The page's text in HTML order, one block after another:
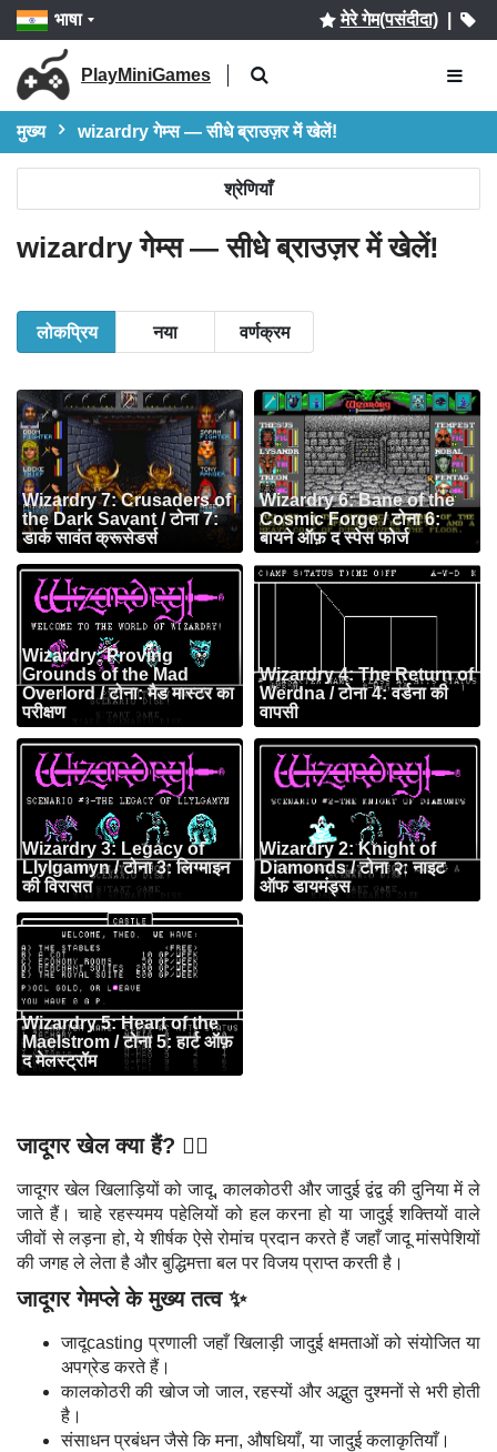
भाषा मेरे गेम(पसंदीदा)|
PlayMiniGames
मुख्य wizardry गेम्स — सीधे ब्राउज़र में खेलें!
श्रेणियाँ
wizardry गेम्स — सीधे ब्राउज़र में खेलें!
लोकप्रिय नया वर्णक्रम
Wizardry 7: Crusaders of
the Dark Savant / टोना 7:
डार्क सावंत क्रूसेडर्स
Wizardry 6: Bane of the
Cosmic Forge / टोना 6:
बायने ऑफ़ द स्पेस फोर्ज
Wizardry: Proving
Grounds of the Mad
Overlord / टोना: मैड मास्टर का
परीक्षण
Wizardry 4: The Return of
Werdna / टोना 4: वर्डना की
वापसी
Wizardry 3: Legacy of
Llylgamyn / टोना 3: लिग्माइन
की विरासत
Wizardry 2: Knight of
Diamonds / टोना २: नाइट
ऑफ डायमंड्स
Wizardry 5: Heart of the
Maelstrom / टोना 5: हार्ट ऑफ़
द मेलस्ट्रॉम
जादूगर खेल क्या हैं? 🧙‍♂️
जादूगर खेल खिलाड़ियों को जादू, कालकोठरी और जादुई द्वंद्व की दुनिया में ले
जाते हैं। चाहे रहस्यमय पहेलियों को हल करना हो या जादुई शक्तियों वाले
जीवों से लड़ना हो, ये शीर्षक ऐसे रोमांच प्रदान करते हैं जहाँ जादू मांसपेशियों
की जगह ले लेता है और बुद्धिमत्ता बल पर विजय प्राप्त करती है।
जादूगर गेमप्ले के मुख्य तत्व ✨
जादूcasting प्रणाली जहाँ खिलाड़ी जादुई क्षमताओं को संयोजित या
अपग्रेड करते हैं।
कालकोठरी की खोज जो जाल, रहस्यों और अद्भुत दुश्मनों से भरी होती
है।
संसाधन प्रबंधन जैसे कि मना, औषधियाँ, या जादुई कलाकृतियाँ।